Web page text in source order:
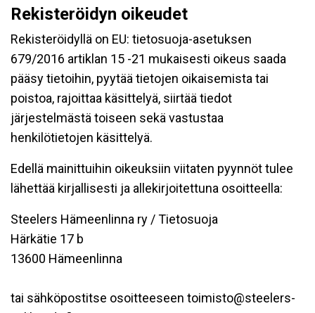
Rekisteröidyn oikeudet
Rekisteröidyllä on EU: tietosuoja-asetuksen
679/2016 artiklan 15 -21 mukaisesti oikeus saada
pääsy tietoihin, pyytää tietojen oikaisemista tai
poistoa, rajoittaa käsittelyä, siirtää tiedot
järjestelmästä toiseen sekä vastustaa
henkilötietojen käsittelyä.
Edellä mainittuihin oikeuksiin viitaten pyynnöt tulee
lähettää kirjallisesti ja allekirjoitettuna osoitteella:
Steelers Hämeenlinna ry / Tietosuoja
Härkätie 17 b
13600 Hämeenlinna
tai sähköpostitse osoitteeseen toimisto@steelers-